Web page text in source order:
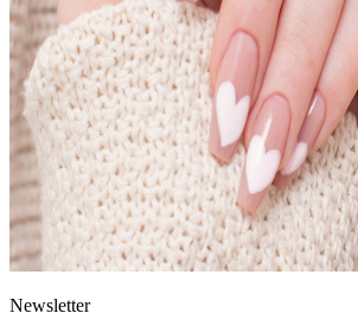
Newsletter